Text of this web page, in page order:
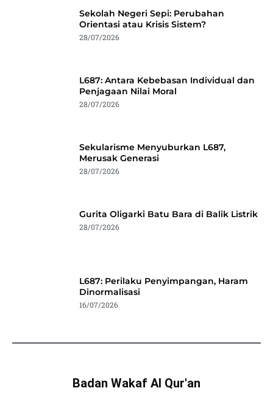
Sekolah Negeri Sepi: Perubahan
Orientasi atau Krisis Sistem?
28/07/2026
L687: Antara Kebebasan Individual dan
Penjagaan Nilai Moral
28/07/2026
Sekularisme Menyuburkan L687,
Merusak Generasi
28/07/2026
Gurita Oligarki Batu Bara di Balik Listrik
28/07/2026
L687: Perilaku Penyimpangan, Haram
Dinormalisasi
16/07/2026
Badan Wakaf Al Qur'an